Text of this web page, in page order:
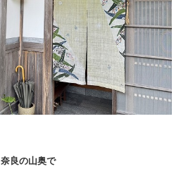
奈良の山奥で